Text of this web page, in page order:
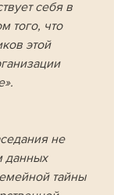
себя в
того, что
этой
не
данных
тайны